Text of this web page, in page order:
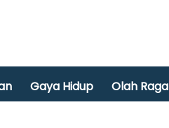
Gaya Hidup Olah Raga